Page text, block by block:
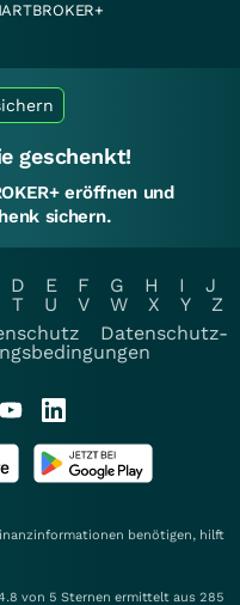
geschenkt!
eröffnen und
sichern.
D E F G H I
J
T U V W X Y
Z
Datenschutz-
benötigen, hilft
von 5 Sternen ermittelt aus 285